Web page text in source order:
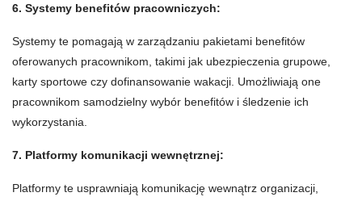
6. Systemy benefitów pracowniczych:
Systemy te pomagają w zarządzaniu pakietami benefitów
oferowanych pracownikom, takimi jak ubezpieczenia grupowe,
karty sportowe czy dofinansowanie wakacji. Umożliwiają one
pracownikom samodzielny wybór benefitów i śledzenie ich
wykorzystania.
7. Platformy komunikacji wewnętrznej:
Platformy te usprawniają komunikację wewnątrz organizacji,